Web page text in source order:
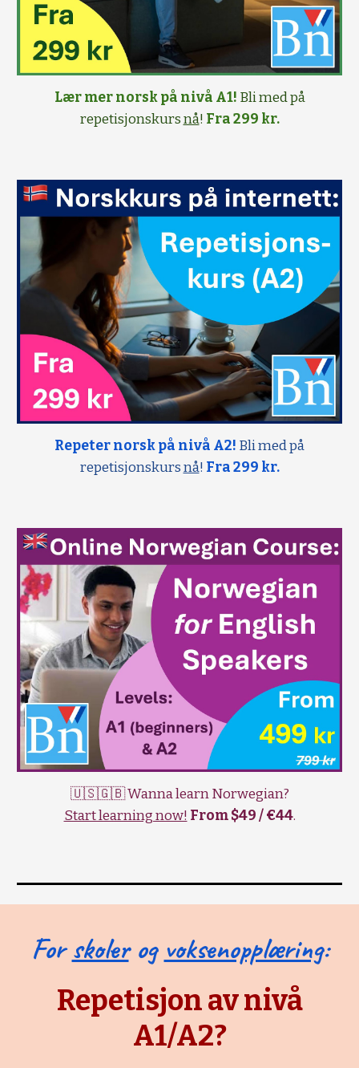
Lær mer norsk på nivå A1! Bli med på
repetisjonskursnå! Fra 299 kr.
Repeter norsk på nivå A2! Bli med på
repetisjonskursnå! Fra 299 kr.
🇺🇸🇬🇧 Wanna learn Norwegian?
Start learning now! From $49 / €44.
Forskolerog voksenopplæring:
Repetisjon av nivå
A1/A2?